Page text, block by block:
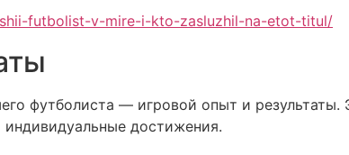
futbolist-v-mire-i-kto-zasluzhil-na-etot-titul/
футболиста — игровой опыт и результаты.
достижения.